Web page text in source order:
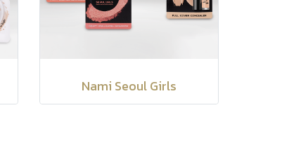
Nami Seoul Girls